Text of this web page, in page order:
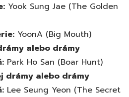
Yook Sung Jae (The Golden
YoonA (Big Mouth)
alebo drámy
Park Ho San (Boar Hunt)
drámy alebo drámy
Lee Seung Yeon (The Secret